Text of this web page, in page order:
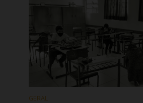
GERAL